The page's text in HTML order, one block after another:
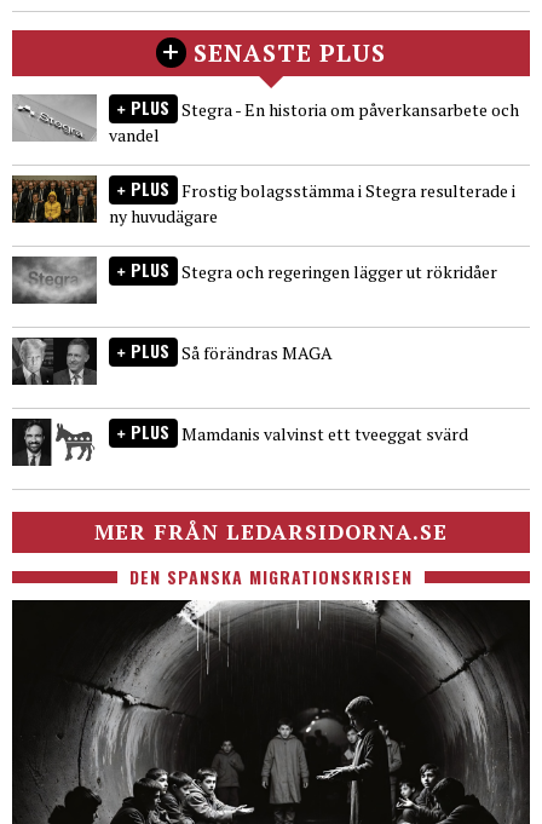
SENASTE PLUS
PLUS Stegra - En historia om påverkansarbete och
vandel
PLUS Frostig bolagsstämma i Stegra resulterade i
ny huvudägare
PLUS Stegra och regeringen lägger ut rökridåer
PLUS Så förändras MAGA
PLUS Mamdanis valvinst ett tveeggat svärd
MER FRÅN LEDARSIDORNA.SE
DEN SPANSKA MIGRATIONSKRISEN